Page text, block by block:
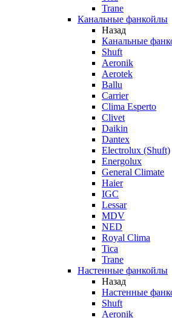
Trane
Канальные фанкойлы
Назад
Канальные
Shuft
Aeronik
Aerotek
Ballu
Carrier
Clima Esperto
Clivet
Daikin
Dantex
Electrolux (Shuft)
Energolux
General Climate
Haier
IGC
Lessar
MDV
NED
Royal Clima
Tica
Trane
Настенные фанкойлы
Назад
Настенные
Shuft
Aeronik